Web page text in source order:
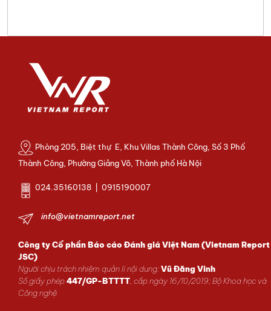
Phòng 205, Biệt thự E, Khu Villas Thành Công, Số 3 Phố
Thành Công, Phường Giảng Võ, Thành phố Hà Nội
024.35160138 | 0915190007
info@vietnamreport.net
Công ty Cổ phần Báo cáo Đánh giá Việt Nam (Vietnam Report
JSC)
Người chịu trách nhiệm quản lí nội dung:Vũ Đăng Vinh
Số giấy phép447/GP-BTTTT, cấp ngày 16/10/2019; Bộ Khoa học và
Công nghệ